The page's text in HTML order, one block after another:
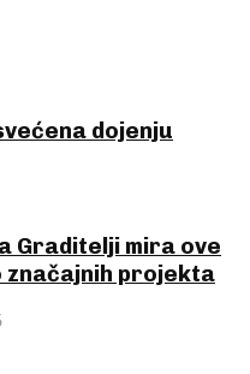
dojenju
Graditelji mira ove
projekta